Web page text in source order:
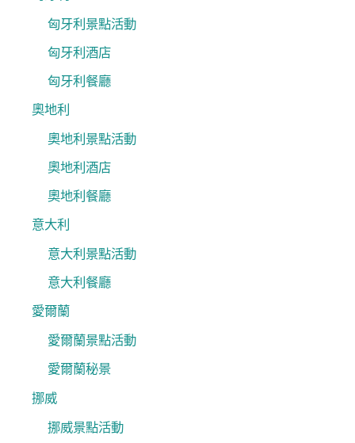
匈牙利景點活動
匈牙利酒店
匈牙利餐廳
奧地利
奧地利景點活動
奧地利酒店
奧地利餐廳
意大利
意大利景點活動
意大利餐廳
愛爾蘭
愛爾蘭景點活動
愛爾蘭秘景
挪威
挪威景點活動